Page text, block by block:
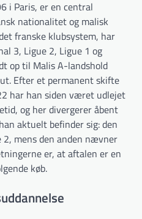
i Paris, er en central
nationalitet og malisk
franske klubsystem, har
3, Ligue 2, Ligue 1 og
op til Malis A-landshold
Efter et permanent skifte
har han siden været udlejet
og her divergerer åbent
aktuelt befinder sig: den
2, mens den anden nævner
er, at aftalen er en
køb.